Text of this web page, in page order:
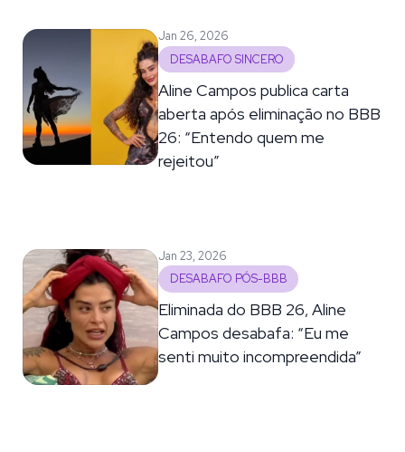
Jan 26, 2026
DESABAFO SINCERO
Aline Campos publica carta
aberta após eliminação no BBB
26: “Entendo quem me
rejeitou”
Jan 23, 2026
DESABAFO PÓS-BBB
Eliminada do BBB 26, Aline
Campos desabafa: “Eu me
senti muito incompreendida”